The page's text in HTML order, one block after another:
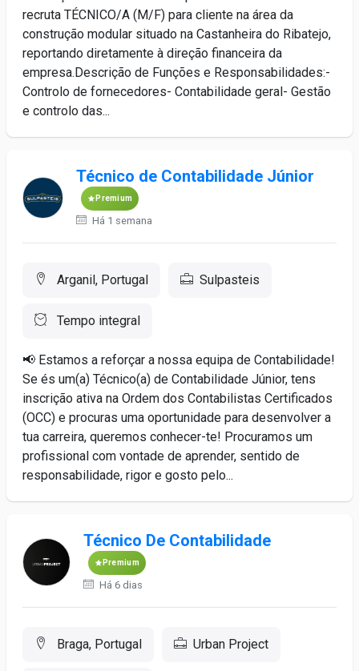
recruta TÉCNICO/A (M/F) para cliente na área da
construção modular situado na Castanheira do Ribatejo,
reportando diretamente à direção financeira da
empresa.Descrição de Funções e Responsabilidades:-
Controlo de fornecedores- Contabilidade geral- Gestão
e controlo das...
Técnico de Contabilidade Júnior
Premium
Há 1 semana
Arganil, Portugal Sulpasteis
Tempo integral
📢 Estamos a reforçar a nossa equipa de Contabilidade!
Se és um(a) Técnico(a) de Contabilidade Júnior, tens
inscrição ativa na Ordem dos Contabilistas Certificados
(OCC) e procuras uma oportunidade para desenvolver a
tua carreira, queremos conhecer-te! Procuramos um
profissional com vontade de aprender, sentido de
responsabilidade, rigor e gosto pelo...
Técnico De Contabilidade
Premium
Há 6 dias
Braga, Portugal Urban Project